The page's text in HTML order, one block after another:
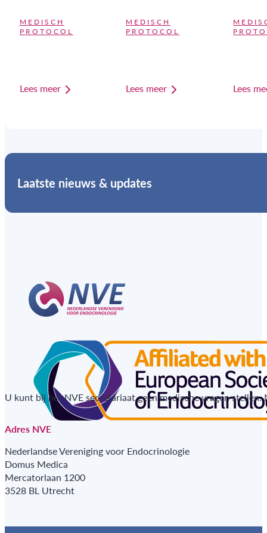
MEDISCH
PROTOCOL
Lees meer
MEDISCH
PROTOCOL
Lees meer Lees
Laatste nieuws & updates
U kunt bij het NVE secretariaat geen medische vragen
Adres NVE
Nederlandse Vereniging voor Endocrinologie
Domus Medica
Mercatorlaan 1200
3528 BL Utrecht